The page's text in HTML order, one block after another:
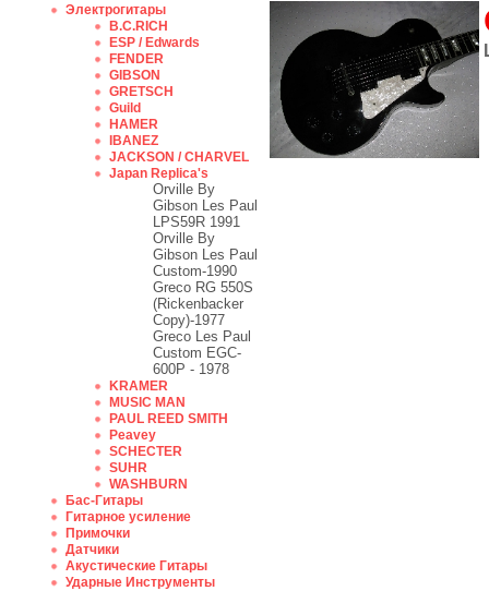
Электрогитары
B.C.RICH
ESP / Edwards
FENDER
GIBSON
GRETSCH
Guild
HAMER
IBANEZ
JACKSON / CHARVEL
Japan Replica's
Orville By
Gibson Les Paul
LPS59R 1991
Orville By
Gibson Les Paul
Custom-1990
Greco RG 550S
(Rickenbacker
Copy)-1977
Greco Les Paul
Custom EGC-
600P - 1978
KRAMER
MUSIC MAN
PAUL REED SMITH
Peavey
SCHECTER
SUHR
WASHBURN
Бас-Гитары
Гитарное усиление
Примочки
Датчики
Акустические Гитары
Ударные Инструменты